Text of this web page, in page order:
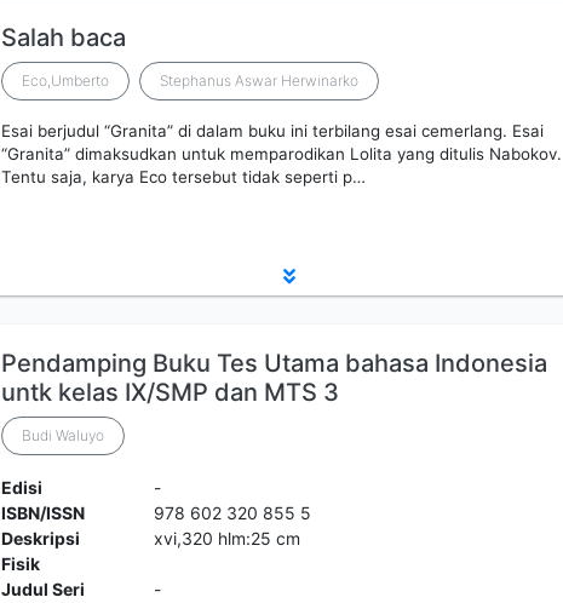
Salah baca
Eco,Umberto Stephanus Aswar Herwinarko
Esai berjudul “Granita” di dalam buku ini terbilang esai cemerlang. Esai
“Granita” dimaksudkan untuk memparodikan Lolita yang ditulis Nabokov.
Tentu saja, karya Eco tersebut tidak seperti p…
Pendamping Buku Tes Utama bahasa Indonesia
untk kelas IX/SMP dan MTS 3
Budi Waluyo
Edisi
-
ISBN/ISSN
978 602 320 855 5
Deskripsi
Fisik
xvi,320 hlm:25 cm
Judul Seri
-